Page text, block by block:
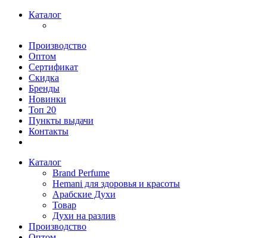
Каталог
Производство
Оптом
Сертификат
Скидка
Бренды
Новинки
Топ 20
Пункты выдачи
Контакты
Каталог
Brand Perfume
Hemani для здоровья и красоты
Арабские Духи
Товар
Духи на разлив
Производство